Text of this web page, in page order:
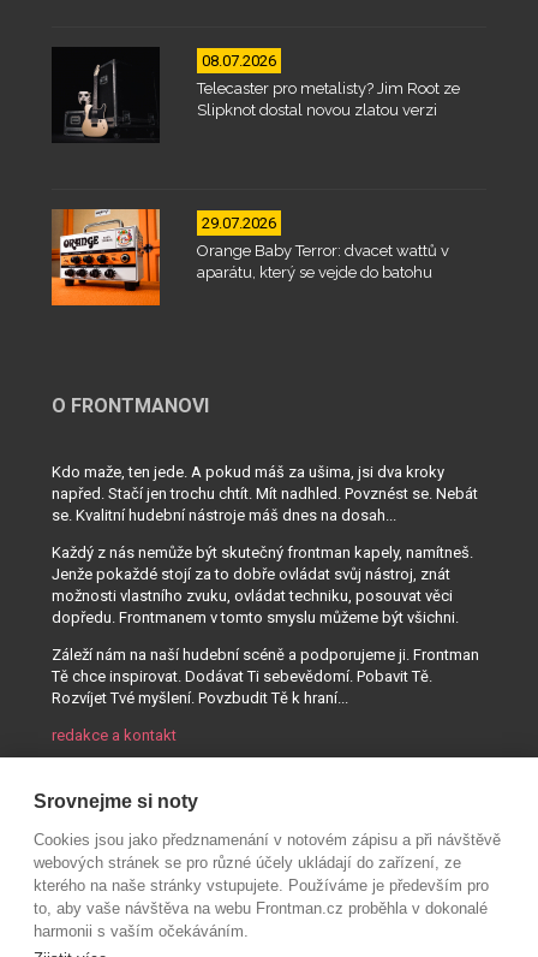
08.07.2026
Telecaster pro metalisty? Jim Root ze
Slipknot dostal novou zlatou verzi
29.07.2026
Orange Baby Terror: dvacet wattů v
aparátu, který se vejde do batohu
O FRONTMANOVI
Kdo maže, ten jede. A pokud máš za ušima, jsi dva kroky
napřed. Stačí jen trochu chtít. Mít nadhled. Povznést se. Nebát
se. Kvalitní hudební nástroje máš dnes na dosah...
Každý z nás nemůže být skutečný frontman kapely, namítneš.
Jenže pokaždé stojí za to dobře ovládat svůj nástroj, znát
možnosti vlastního zvuku, ovládat techniku, posouvat věci
dopředu. Frontmanem v tomto smyslu můžeme být všichni.
Záleží nám na naší hudební scéně a podporujeme ji. Frontman
Tě chce inspirovat. Dodávat Ti sebevědomí. Pobavit Tě.
Rozvíjet Tvé myšlení. Povzbudit Tě k hraní...
redakce a kontakt
Srovnejme si noty
Cookies jsou jako předznamenání v notovém zápisu a při návštěvě
webových stránek se pro různé účely ukládají do zařízení, ze
kterého na naše stránky vstupujete. Používáme je především pro
to, aby vaše návštěva na webu Frontman.cz proběhla v dokonalé
harmonii s vaším očekáváním.